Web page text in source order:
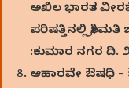
ಅಖಿಲ ಭಾರತ
ಪರಿಷತ್ತಿನಲ್ಲಿ
:ಕುಮಾರ ನಗರ ದಿ.
ಆಹಾರವೇ ಔಷಧಿ –